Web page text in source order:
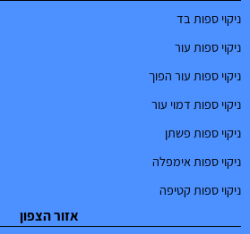
ניקוי ספות בד
ניקוי ספות עור
ניקוי ספות עור הפוך
ניקוי ספות דמוי עור
ניקוי ספות פשתן
ניקוי ספות אימפלה
ניקוי ספות קטיפה
אזור הצפון